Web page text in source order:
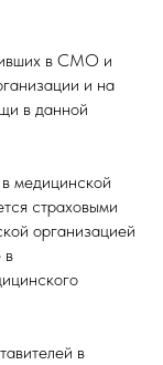
в СМО и
и на
в данной
медицинской
страховыми
организацией
в
в